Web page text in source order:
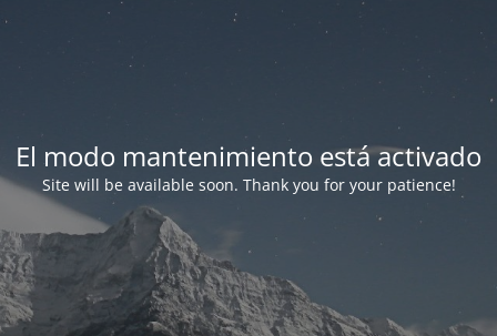
El modo mantenimiento está activado
Site will be available soon. Thank you for your patience!